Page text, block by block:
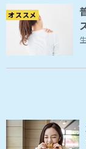
オススメ